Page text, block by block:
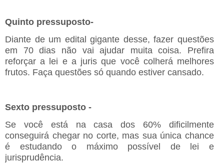
Quinto pressuposto-
Diante de um edital gigante desse, fazer questões
em 70 dias não vai ajudar muita coisa. Prefira
reforçar a lei e a juris que você colherá melhores
frutos. Faça questões só quando estiver cansado.
Sexto pressuposto -
Se você está na casa dos 60% dificilmente
conseguirá chegar no corte, mas sua única chance
é estudando o máximo possível de lei e
jurisprudência.